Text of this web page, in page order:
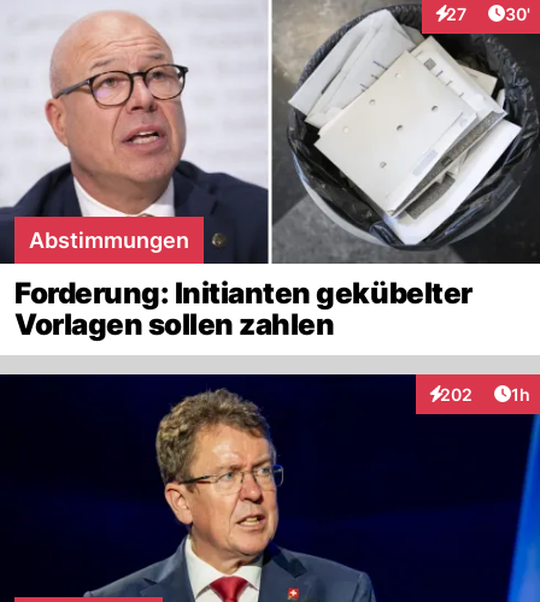
27
Interaktionen
30'
Abstimmungen
Forderung: Initianten gekübelter
Vorlagen sollen zahlen
202
Interaktionen
1h